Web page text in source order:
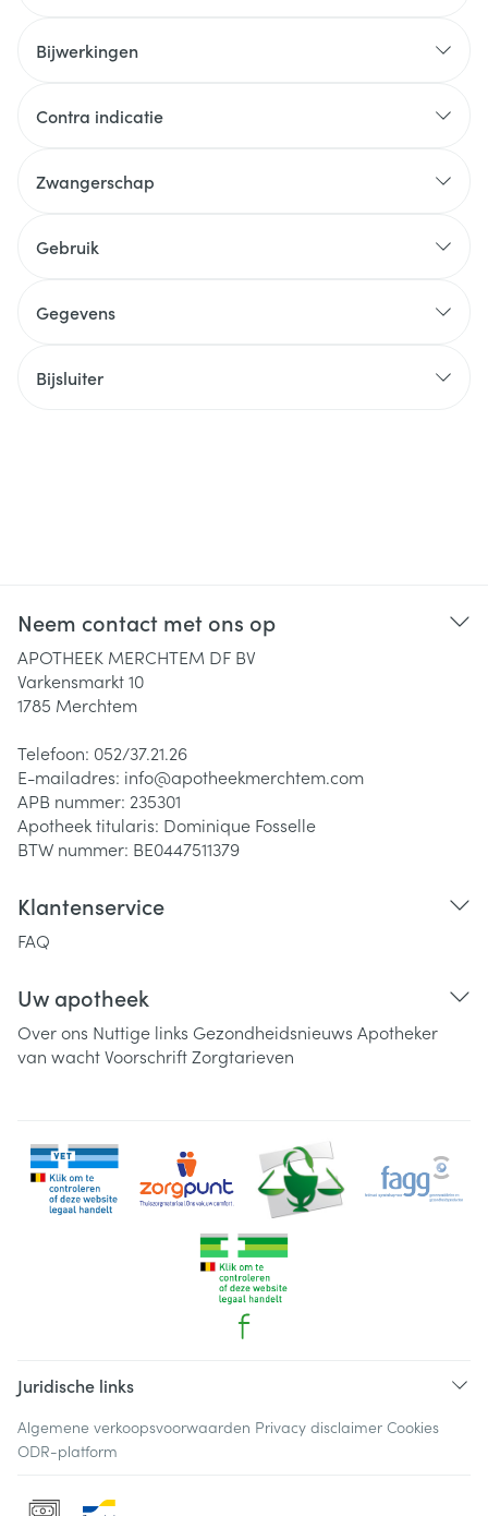
Bijwerkingen
Contra indicatie
Zwangerschap
Gebruik
Gegevens
Bijsluiter
Neem contact met ons op
APOTHEEK MERCHTEM DF BV
Varkensmarkt 10
1785 Merchtem
Telefoon: 052/37.21.26
E-mailadres: info@apotheekmerchtem.com
APB nummer: 235301
Apotheek titularis: Dominique Fosselle
BTW nummer: BE0447511379
Klantenservice
FAQ
Uw apotheek
Over ons Nuttige links Gezondheidsnieuws Apotheker
van wachtVoorschriftZorgtarieven
Juridische links
Algemene verkoopsvoorwaarden Privacy disclaimer Cookies
ODR-platform